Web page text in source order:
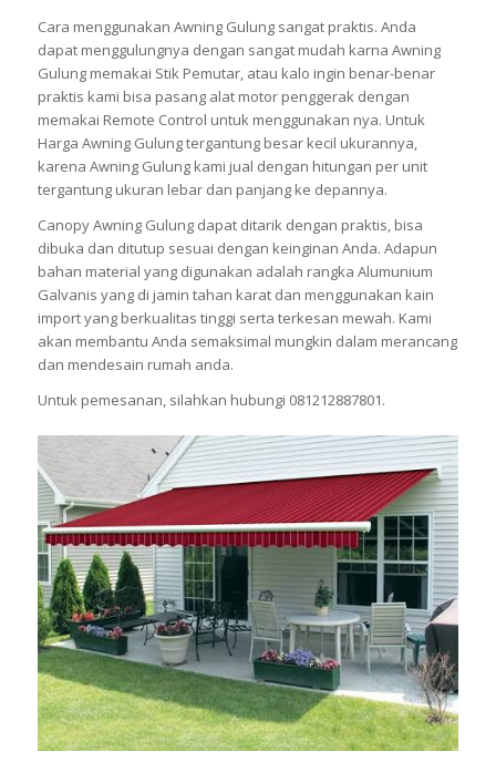
Cara menggunakan Awning Gulung sangat praktis. Anda
dapat menggulungnya dengan sangat mudah karna Awning
Gulung memakai Stik Pemutar, atau kalo ingin benar-benar
praktis kami bisa pasang alat motor penggerak dengan
memakai Remote Control untuk menggunakan nya. Untuk
Harga Awning Gulung tergantung besar kecil ukurannya,
karena Awning Gulung kami jual dengan hitungan per unit
tergantung ukuran lebar dan panjang ke depannya.
Canopy Awning Gulung dapat ditarik dengan praktis, bisa
dibuka dan ditutup sesuai dengan keinginan Anda. Adapun
bahan material yang digunakan adalah rangka Alumunium
Galvanis yang di jamin tahan karat dan menggunakan kain
import yang berkualitas tinggi serta terkesan mewah. Kami
akan membantu Anda semaksimal mungkin dalam merancang
dan mendesain rumah anda.
Untuk pemesanan, silahkan hubungi 081212887801.